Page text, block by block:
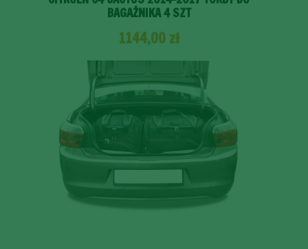
BAGAŻNIKA 4 SZT
1144,00 zł